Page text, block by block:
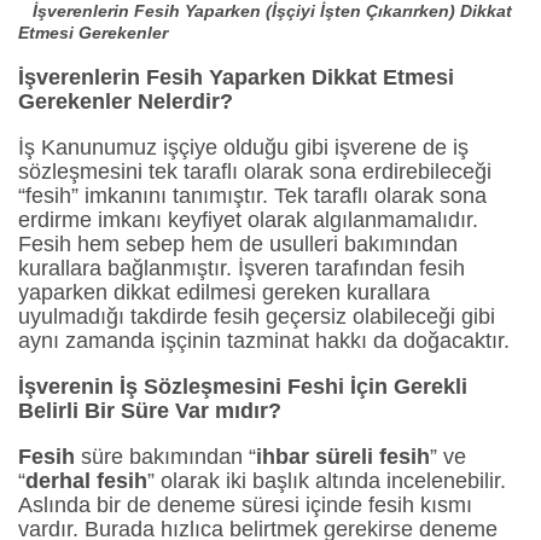
İşverenlerin Fesih Yaparken (İşçiyi İşten Çıkarırken) Dikkat
Etmesi Gerekenler
İşverenlerin Fesih Yaparken Dikkat Etmesi
Gerekenler Nelerdir?
İş Kanunumuz işçiye olduğu gibi işverene de iş
sözleşmesini tek taraflı olarak sona erdirebileceği
“fesih” imkanını tanımıştır. Tek taraflı olarak sona
erdirme imkanı keyfiyet olarak algılanmamalıdır.
Fesih hem sebep hem de usulleri bakımından
kurallara bağlanmıştır. İşveren tarafından fesih
yaparken dikkat edilmesi gereken kurallara
uyulmadığı takdirde fesih geçersiz olabileceği gibi
aynı zamanda işçinin tazminat hakkı da doğacaktır.
İşverenin İş Sözleşmesini Feshi İçin Gerekli
Belirli Bir Süre Var mıdır?
Fesih süre bakımından “ihbar süreli fesih” ve
“derhal fesih” olarak iki başlık altında incelenebilir.
Aslında bir de deneme süresi içinde fesih kısmı
vardır. Burada hızlıca belirtmek gerekirse deneme